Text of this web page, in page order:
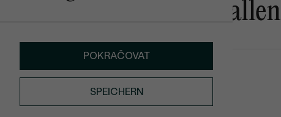
POKRAČOVAT
SPEICHERN
Das könnte Ihnen gefallen
von € 339